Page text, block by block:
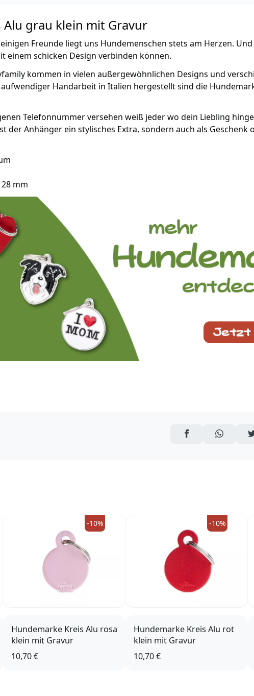
grau klein mit Gravur
Freunde liegt uns Hundemenschen stets am Herzen.
einem schicken Design verbinden können.
kommen in vielen außergewöhnlichen Designs und
Handarbeit in Italien hergestellt sind die
Telefonnummer versehen weiß jeder wo dein Liebling
der Anhänger ein stylisches Extra, sondern auch als Geschenk
mm
AUF FACEBOOK TEILEN
ÜBER
-10%
Hundemarke Kreis Alu rosa
klein mit Gravur
10,70 €
-10%
Hundemarke Kreis Alu rot
klein mit Gravur
10,70 €